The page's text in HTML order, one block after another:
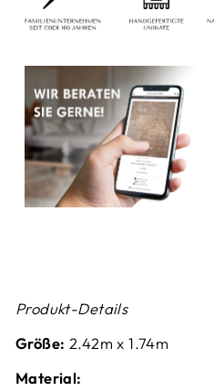
Produkt-Details
Größe: 2.42m x 1.74m
Material: